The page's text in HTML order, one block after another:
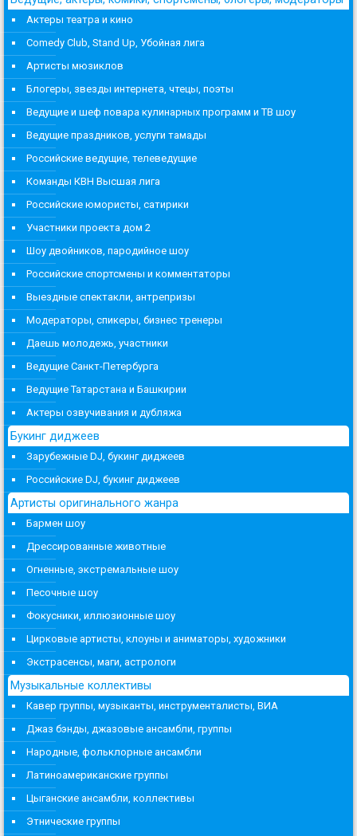
Актеры театра и кино
Comedy Club, Stand Up, Убойная лига
Артисты мюзиклов
Блогеры, звезды интернета, чтецы, поэты
Ведущие и шеф повара кулинарных программ и ТВ шоу
Ведущие праздников, услуги тамады
Российские ведущие, телеведущие
Команды КВН Высшая лига
Российские юмористы, сатирики
Участники проекта дом 2
Шоу двойников, пародийное шоу
Российские спортсмены и комментаторы
Выездные спектакли, антрепризы
Модераторы, спикеры, бизнес тренеры
Даешь молодежь, участники
Ведущие Санкт-Петербурга
Ведущие Татарстана и Башкирии
Актеры озвучивания и дубляжа
Букинг диджеев
Зарубежные DJ, букинг диджеев
Российские DJ, букинг диджеев
Артисты оригинального жанра
Бармен шоу
Дрессированные животные
Огненные, экстремальные шоу
Песочные шоу
Фокусники, иллюзионные шоу
Цирковые артисты, клоуны и аниматоры, художники
Экстрасенсы, маги, астрологи
Музыкальные коллективы
Кавер группы, музыканты, инструменталисты, ВИА
Джаз бэнды, джазовые ансамбли, группы
Народные, фольклорные ансамбли
Латиноамериканские группы
Цыганские ансамбли, коллективы
Этнические группы